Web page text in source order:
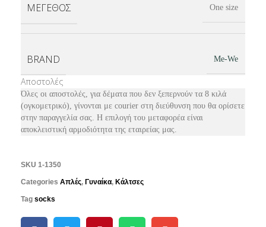
ΜΈΓΕΘΟΣ One size
BRAND Me-We
Αποστολές
Όλες οι αποστολές, για δέματα που δεν ξεπερνούν τα 8 κιλά
(ογκομετρικό), γίνονται με courier στη διεύθυνση που θα ορίσετε
στην παραγγελία σας. Η επιλογή του μεταφορέα είναι
αποκλειστική αρμοδιότητα της εταιρείας μας.
SKU 1-1350
Categories Απλές, Γυναίκα, Κάλτσες
Tag socks